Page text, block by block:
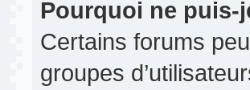
Pourquoi ne puis-
Certains forums
groupes